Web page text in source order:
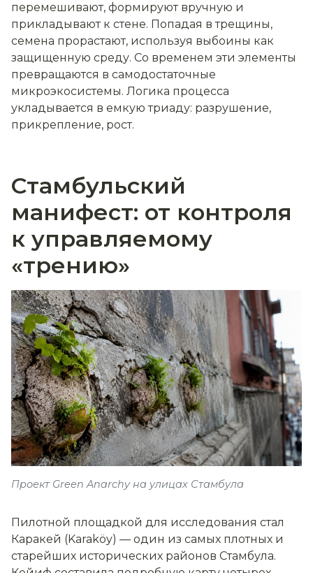
перемешивают, формируют вручную и
прикладывают к стене. Попадая в трещины,
семена прорастают, используя выбоины как
защищенную среду. Со временем эти элементы
превращаются в самодостаточные
микроэкосистемы. Логика процесса
укладывается в емкую триаду: разрушение,
прикрепление, рост.
Стамбульский
манифест: от контроля
к управляемому
«трению»
Проект Green Anarchy на улицах Стамбула
Пилотной площадкой для исследования стал
Каракей (Karaköy) — один из самых плотных и
старейших исторических районов Стамбула.